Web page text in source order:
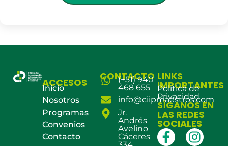
ACCESOS
Inicio
Nosotros
Programas
Convenios
Contacto
CONTACTO
(+51) 940
468 655
info@ciipmaestros.com
Jr.
Andrés
Avelino
Cáceres
LINKS
IMPORTANTES
Política de
Privacidad
SÍGANOS EN
LAS REDES
SOCIALES